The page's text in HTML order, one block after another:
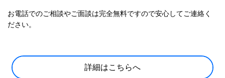
お電話でのご相談やご面談は完全無料ですので安心してご連絡く
ださい。
詳細はこちらへ